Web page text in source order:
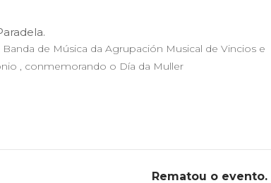
de Música da Agrupación Musical de Vincios
, conmemorando o Día da Muller
Rematou o evento.